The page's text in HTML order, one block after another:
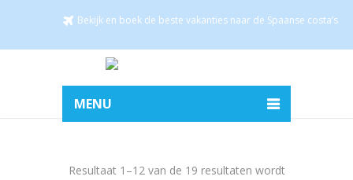
Bekijk en boek de beste vakanties naar de Spaanse costa’s
MENU
Resultaat 1–12 van de 19 resultaten wordt